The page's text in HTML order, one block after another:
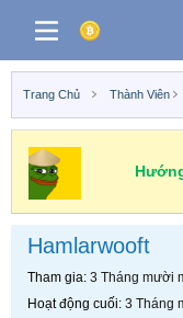
Trang Chủ Thành Viên
Hamlarwooft
Tham gia 3 Tháng mười
Hoạt động cuối 3 Tháng